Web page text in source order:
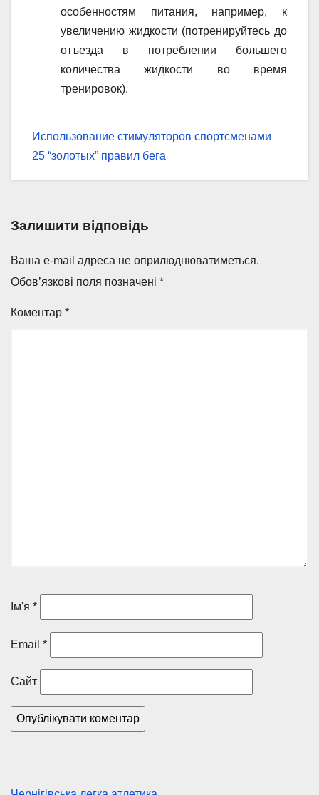
особенностям питания, например, к
увеличению жидкости (потренируйтесь до
отъезда в потреблении большего
количества жидкости во время
тренировок).
Навігація
записів
Использование стимуляторов спортсменами
25 “золотых” правил бега
Залишити відповідь
Ваша e-mail адреса не оприлюднюватиметься.
Обов’язкові поля позначені *
Коментар *
Ім'я *
Email *
Сайт